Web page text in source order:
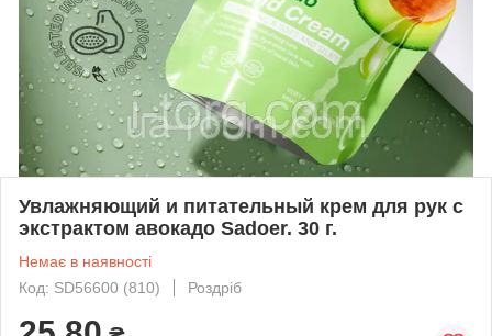
Увлажняющий и питательный крем для рук с
экстрактом авокадо Sadoer. 30 г.
Немає в наявності
Код: SD56600 (810)
Роздріб